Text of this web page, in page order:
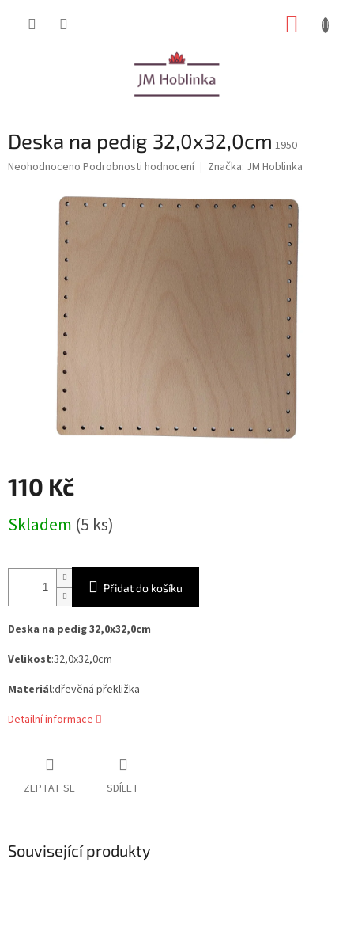
Deska na pedig 32,0x32,0cm 1950
Průměrné
Neohodnoceno Podrobnosti hodnocení Značka: JM Hoblinka
110 Kč
cena:
Skladem (5 ks)
Přidat do košíku
Deska na pedig 32,0x32,0cm
Velikost:32,0x32,0cm
Materiál:dřevěná překližka
Detailní informace
ZEPTAT SE SDÍLET
Související produkty